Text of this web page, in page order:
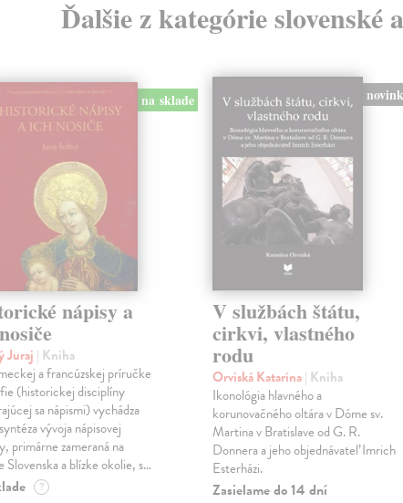
Ďalšie z kategórie slovenské
na sklade
nápisy a
Juraj | Kniha
a francúzskej príručke
(historickej disciplíny
sa nápismi) vychádza
vývoja nápisovej
primárne zameraná na
Slovenska a blízke okolie, s…
?
V službách štátu,
cirkvi, vlastného
rodu
Orviská Katarína| Kniha
Ikonológia hlavného a
korunovačného oltára v Dóme sv.
Martina v Bratislave od G. R.
Donnera a jeho objednávateľ Imrich
Esterházi.
Zasielame do 14 dní